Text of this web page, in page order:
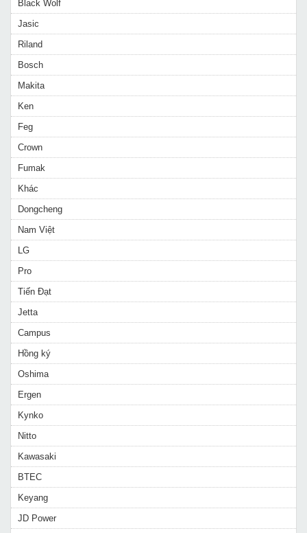
Black Wolf
Jasic
Riland
Bosch
Makita
Ken
Feg
Crown
Fumak
Khác
Dongcheng
Nam Việt
LG
Pro
Tiến Đạt
Jetta
Campus
Hồng ký
Oshima
Ergen
Kynko
Nitto
Kawasaki
BTEC
Keyang
JD Power